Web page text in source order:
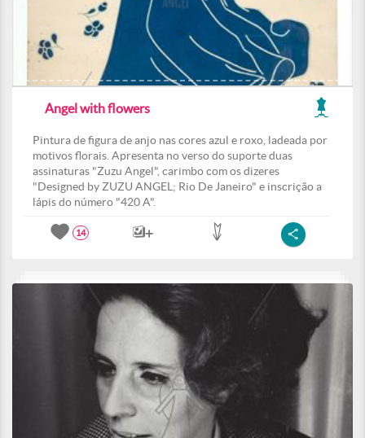
Angel with flowers
Pintura de figura de anjo nas cores azul e roxo, ladeada por
motivos florais. Apresenta no verso do suporte duas
assinaturas "Zuzu Angel", carimbo com os dizeres
"Designed by ZUZU ANGEL; Rio De Janeiro" e inscrição a
lápis do número "420 A".
14